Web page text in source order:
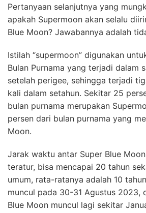
Pertanyaan selanjutnya yang
apakah Supermoon akan selalu
Blue Moon? Jawabannya adalah
Istilah “supermoon” digunakan
Bulan Purnama yang terjadi dalam
setelah perigee, sehingga terjadi
kali dalam setahun. Sekitar 25
bulan purnama merupakan
persen dari bulan purnama yang
Moon.
Jarak waktu antar Super Blue
teratur, bisa mencapai 20 tahun
umum, rata-ratanya adalah 10
muncul pada 30-31 Agustus 2023,
Blue Moon muncul lagi sekitar